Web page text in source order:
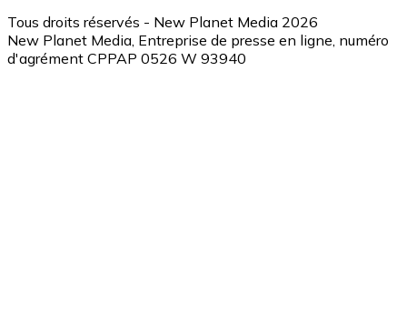
Tous droits réservés - New Planet Media 2026
New Planet Media, Entreprise de presse en ligne, numéro
d'agrément CPPAP 0526 W 93940